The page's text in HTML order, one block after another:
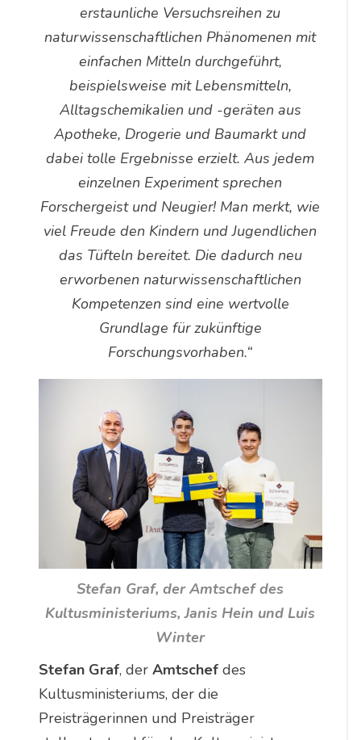
erstaunliche Versuchsreihen zu
naturwissenschaftlichen Phänomenen mit
einfachen Mitteln durchgeführt,
beispielsweise mit Lebensmitteln,
Alltagschemikalien und -geräten aus
Apotheke, Drogerie und Baumarkt und
dabei tolle Ergebnisse erzielt. Aus jedem
einzelnen Experiment sprechen
Forschergeist und Neugier! Man merkt, wie
viel Freude den Kindern und Jugendlichen
das Tüfteln bereitet. Die dadurch neu
erworbenen naturwissenschaftlichen
Kompetenzen sind eine wertvolle
Grundlage für zukünftige
Forschungsvorhaben.“
Stefan Graf, der Amtschef des
Kultusministeriums, Janis Hein und Luis
Winter
Stefan Graf, der Amtschef des
Kultusministeriums, der die
Preisträgerinnen und Preisträger